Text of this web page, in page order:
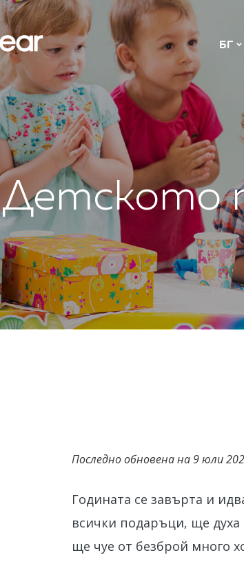
БГ
Детското
Последно обновена на9 юли
Годината се завърта и
всички подаръци, ще
ще чуе от безброй много